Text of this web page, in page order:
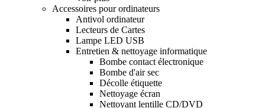
Accessoires pour ordinateurs
Antivol ordinateur
Lecteurs de Cartes
Lampe LED USB
Entretien & nettoyage informatique
Bombe contact électronique
Bombe d'air sec
Décolle étiquette
Nettoyage écran
Nettoyant lentille CD/DVD